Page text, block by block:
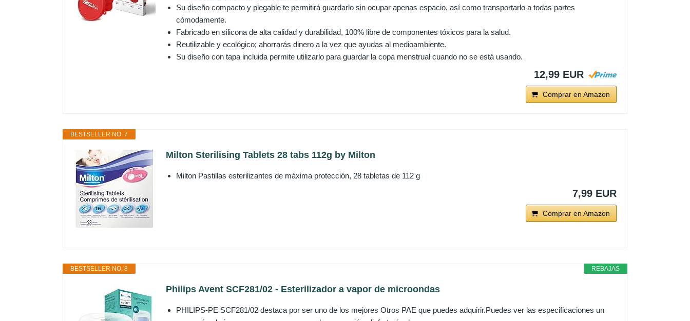
Su diseño compacto y plegable te permitirá guardarlo sin ocupar apenas espacio, así como transportarlo a todas partes
cómodamente.
Fabricado en silicona de alta calidad y durabilidad, 100% libre de componentes tóxicos para la salud.
Reutilizable y ecológico; ahorrarás dinero a la vez que ayudas al medioambiente.
Su diseño con tapa incluida permite utilizarlo para guardar la copa menstrual cuando no se está usando.
12,99 EUR
Comprar en Amazon
BESTSELLER NO. 7
Milton Sterilising Tablets 28 tabs 112g by Milton
Milton Pastillas esterilizantes de máxima protección, 28 tabletas de 112 g
7,99 EUR
Comprar en Amazon
REBAJAS
BESTSELLER NO. 8
Philips Avent SCF281/02 - Esterilizador a vapor de microondas
PHILIPS-PE SCF281/02 destaca por ser uno de los mejores Otros PAE que puedes adquirir.Puedes ver las especificaciones un